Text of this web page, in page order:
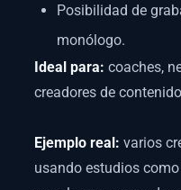
Posibilidad de
monólogo.
Ideal para: coaches,
creadores de
Ejemplo real: varios
usando estudios